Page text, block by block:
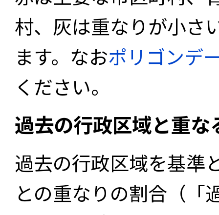
村、灰は重なりが小さ
ます。なおポリゴンデ
ください。
過去の行政区域と重
過去の行政区域を基準
との重なりの割合（「